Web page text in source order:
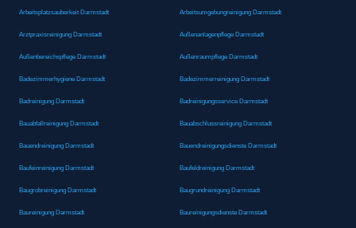
Arbeitsplatzsauberkeit Darmstadt Arbeitsumgebungreinigung Darmstadt
Arztpraxisreinigung Darmstadt Außenanlagenpflege Darmstadt
Außenbereichspflege Darmstadt Außenraumpflege Darmstadt
Badezimmerhygiene Darmstadt Badezimmerreinigung Darmstadt
Badreinigung Darmstadt Badreinigungsservice Darmstadt
Bauabfallreinigung Darmstadt Bauabschlussreinigung Darmstadt
Bauendreinigung Darmstadt Bauendreinigungsdienste Darmstadt
Baufeinreinigung Darmstadt Baufeldreinigung Darmstadt
Baugrobreinigung Darmstadt Baugrundreinigung Darmstadt
Baureinigung Darmstadt Baureinigungsdienste Darmstadt